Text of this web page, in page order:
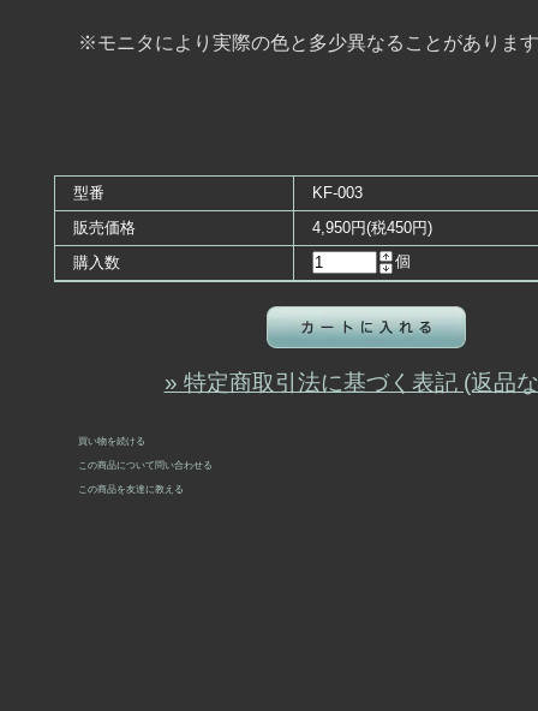
※モニタにより実際の色と多少異なることがありま
型番
KF-003
販売価格
4,950円(税450円)
購入数
個
» 特定商取引法に基づく表記 (返品
買い物を続ける
この商品について問い合わせる
この商品を友達に教える